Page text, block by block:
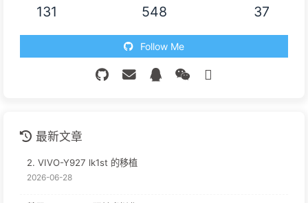
131 548 37
Follow Me
最新文章
2. VIVO-Y927 lk1st 的移植
2026-06-28